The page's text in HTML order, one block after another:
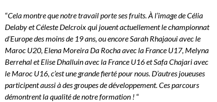
“Cela montre que notre travail porte ses fruits. À l’image de Célia
Delaby et Céleste Delcroix qui jouent actuellement le championnat
d’Europe des moins de 19 ans, ou encore Sarah Rhajaoui avec le
Maroc U20, Elena Moreira Da Rocha avec la France U17, Melyna
Berrehal et Elise Dhalluin avec la France U16 et Safa Chajari avec
le Maroc U16, c’est une grande fierté pour nous. D’autres joueuses
participent aussi à des groupes de développement. Ces parcours
démontrent la qualité de notre formation ! “